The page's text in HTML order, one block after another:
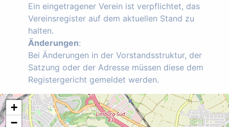
Ein eingetragener Verein ist verpflichtet, das
Vereinsregister auf dem aktuellen Stand zu
halten.
Änderungen:
Bei Änderungen in der Vorstandsstruktur, der
Satzung oder der Adresse müssen diese dem
Registergericht gemeldet werden.
+
−